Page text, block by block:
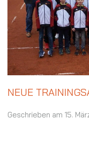
NEUE
Geschrieben am 15.